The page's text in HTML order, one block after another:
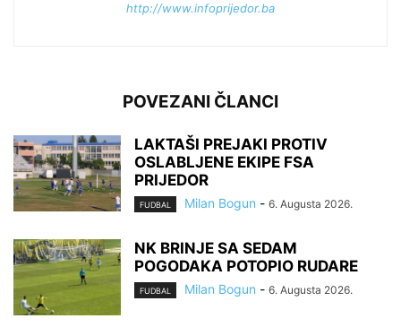
http://www.infoprijedor.ba
POVEZANI ČLANCI
LAKTAŠI PREJAKI PROTIV
OSLABLJENE EKIPE FSA
PRIJEDOR
FUDBAL Milan Bogun - 6. Augusta 2026.
NK BRINJE SA SEDAM
POGODAKA POTOPIO RUDARE
FUDBAL Milan Bogun - 6. Augusta 2026.